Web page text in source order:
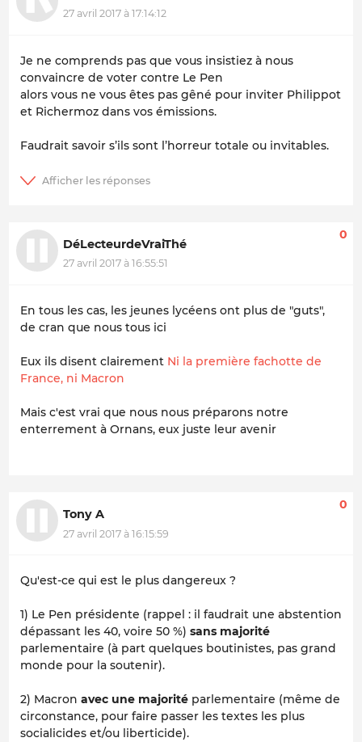
27 avril 2017 à 17:14:12
Je ne comprends pas que vous insistiez à nous
convaincre de voter contre Le Pen
alors vous ne vous êtes pas gêné pour inviter Philippot
et Richermoz dans vos émissions.
Faudrait savoir s’ils sont l’horreur totale ou invitables.
DéLecteurdeVraiThé
27 avril 2017 à 16:55:51
0
En tous les cas, les jeunes lycéens ont plus de "guts",
de cran que nous tous ici
Eux ils disent clairement Ni la première fachotte de
France, ni Macron
Mais c'est vrai que nous nous préparons notre
enterrement à Ornans, eux juste leur avenir
Tony A
27 avril 2017 à 16:15:59
0
Qu'est-ce qui est le plus dangereux ?
1) Le Pen présidente (rappel : il faudrait une abstention
dépassant les 40, voire 50 %) sans majorité
parlementaire (à part quelques boutinistes, pas grand
monde pour la soutenir).
2) Macron avec une majorité parlementaire (même de
circonstance, pour faire passer les textes les plus
socialicides et/ou liberticide).